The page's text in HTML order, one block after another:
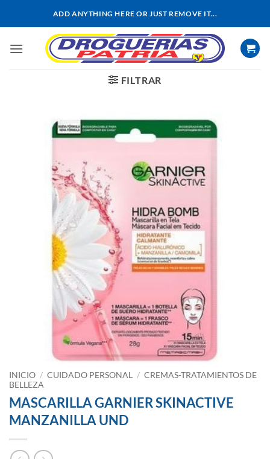
ADD ANYTHING HERE OR JUST REMOVE IT...
FILTRAR
INICIO / CUIDADO PERSONAL / CREMAS-TRATAMIENTOS DE
BELLEZA
MASCARILLA GARNIER SKINACTIVE
MANZANILLA UND